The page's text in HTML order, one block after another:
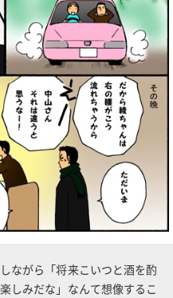
ながら「将来こいつと酒を酌
しみだな」なんて想像するこ